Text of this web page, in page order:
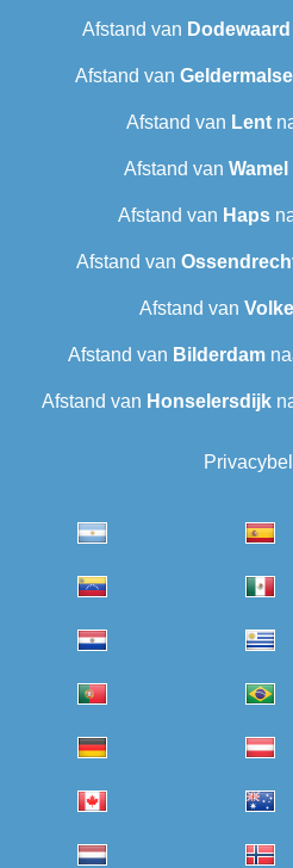
Afstand van Dodewaard
Afstand van
Afstand van Lent
Afstand van Wamel
Afstand van Haps
Afstand van
Afstand van Volkel
Afstand van Bilderdam
Afstand van Honselersdijk